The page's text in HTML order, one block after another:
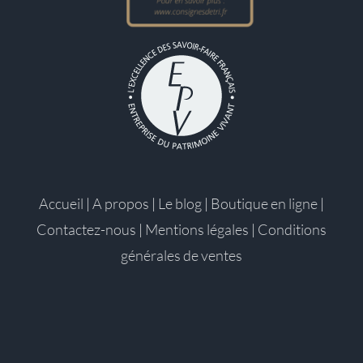
Accueil | A propos | Le blog | Boutique en ligne |
Contactez-nous | Mentions légales | Conditions
générales de ventes